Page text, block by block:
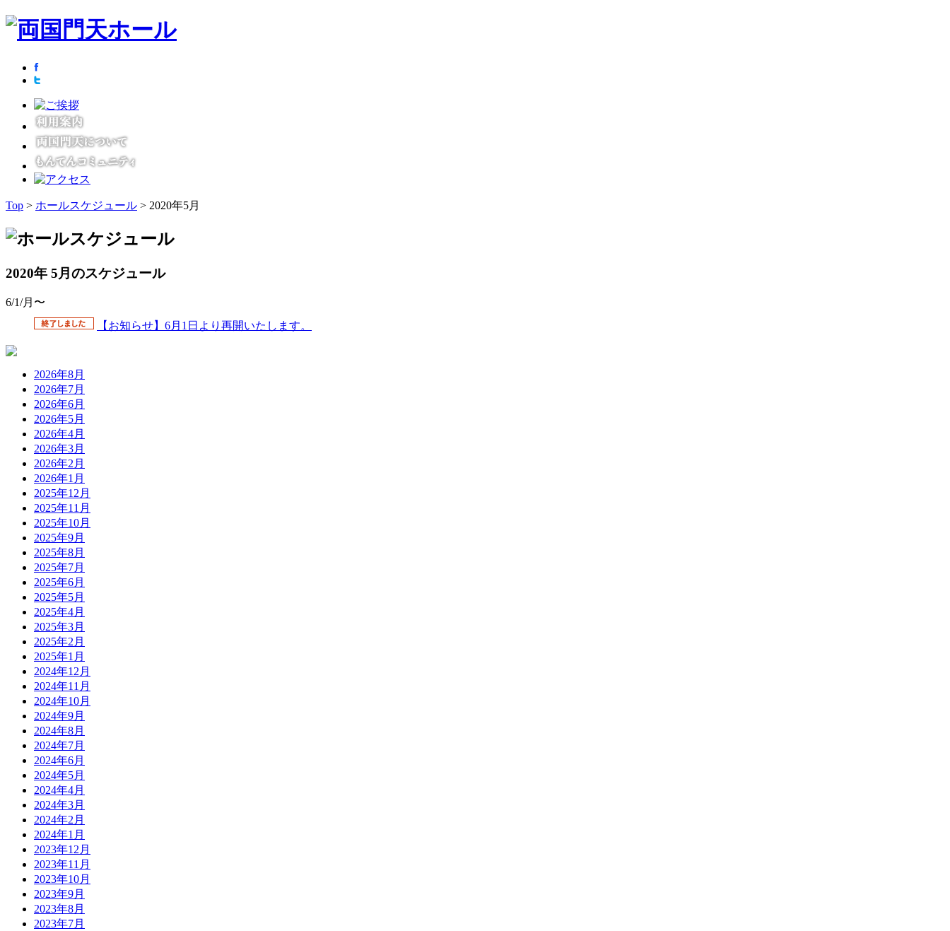
Top > ホールスケジュール > 2020年5月
2020年 5月のスケジュール
6/1/月〜
【お知らせ】6月1日より再開いたします。
2026年8月
2026年7月
2026年6月
2026年5月
2026年4月
2026年3月
2026年2月
2026年1月
2025年12月
2025年11月
2025年10月
2025年9月
2025年8月
2025年7月
2025年6月
2025年5月
2025年4月
2025年3月
2025年2月
2025年1月
2024年12月
2024年11月
2024年10月
2024年9月
2024年8月
2024年7月
2024年6月
2024年5月
2024年4月
2024年3月
2024年2月
2024年1月
2023年12月
2023年11月
2023年10月
2023年9月
2023年8月
2023年7月